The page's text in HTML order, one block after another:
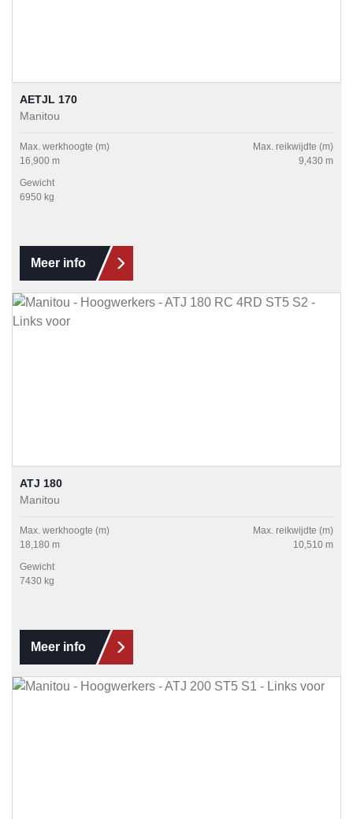
AETJL 170
Manitou
Max. werkhoogte (m)
16,900 m
Max. reikwijdte (m)
9,430 m
Gewicht
6950 kg
Meer info
ATJ 180
Manitou
Max. werkhoogte (m)
18,180 m
Max. reikwijdte (m)
10,510 m
Gewicht
7430 kg
Meer info